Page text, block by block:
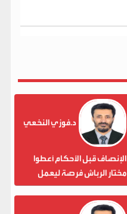
د.فوزي النخعي
الإنصاف قبل الأحكام أعطوا
مختار الرباش فرصة ليعمل